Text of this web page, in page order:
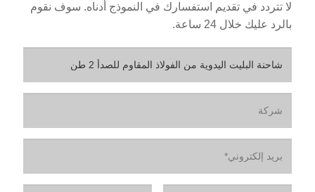
لا تتردد في تقديم استفسارك في النموذج أدناه. سوف نقوم
بالرد عليك خلال 24 ساعة.